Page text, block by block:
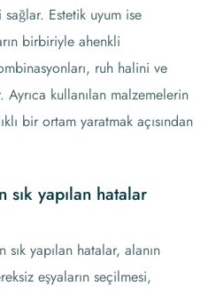
Estetik uyum ise
birbiriyle ahenkli
ruh halini ve
Ayrıca kullanılan malzemelerin
bir ortam yaratmak açısından
sık yapılan hatalar
sık yapılan hatalar, alanın
eşyaların seçilmesi,